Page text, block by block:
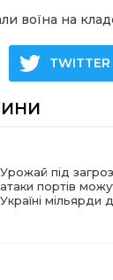
воїна на
TWITTER
Урожай під
атаки портів
Україні мільярди